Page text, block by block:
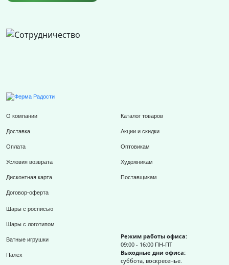
О компании
Доставка
Оплата
Условия возврата
Дисконтная карта
Договор-оферта
Каталог товаров
Акции и скидки
Оптовикам
Художникам
Поставщикам
Шары с росписью
Шары с логотипом
Ватные игрушки
Палех
Режим работы офиса:
09:00 - 16:00 ПН-ПТ
Выходные дни офиса:
суббота, воскресенье.